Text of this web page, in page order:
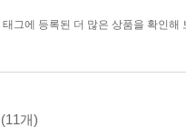
그에 등록된 더 많은 상품을 확인해
(11개)